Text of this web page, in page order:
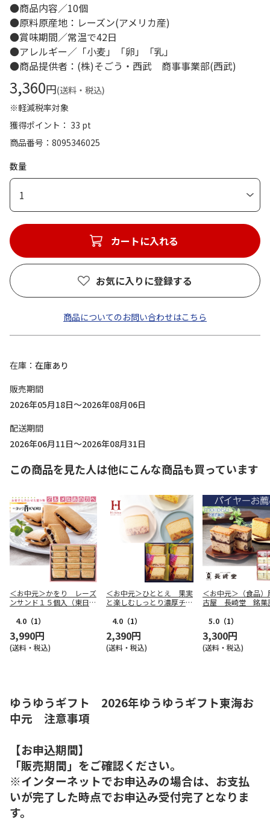
●商品内容／10個
●原料原産地：レーズン(アメリカ産)
●賞味期間／常温で42日
●アレルギー／「小麦」「卵」「乳」
●商品提供者：(株)そごう・西武 商事事業部(西武)
3,360円(送料・税込)
※軽減税率対象
獲得ポイント： 33 pt
商品番号
8095346025
数量
1
カートに入れる
お気に入りに登録する
商品についてのお問い合わせはこちら
在庫
在庫あり
販売期間
2026年05月18日～2026年08月06日
配送期間
2026年06月11日～2026年08月31日
この商品を見た人は他にこんな商品も買っています
＜お中元＞かをり レーズ
ンサンド１５個入（東日本
4.0 （1）
3,990円
(送料・税込)
＜お中元＞ひととえ 果実
と楽しむしっとり濃厚チー
4.0 （1）
2,390円
(送料・税込)
＜お中元＞（食品）
古屋 長崎堂 銘菓
5.0 （1）
3,300円
(送料・税込)
ゆうゆうギフト 2026年ゆうゆうギフト東海お
中元 注意事項
【お申込期間】
「販売期間」をご確認ください。
※インターネットでお申込みの場合は、お支払
いが完了した時点でお申込み受付完了となりま
す。